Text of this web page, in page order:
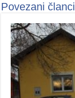
Povezani članci